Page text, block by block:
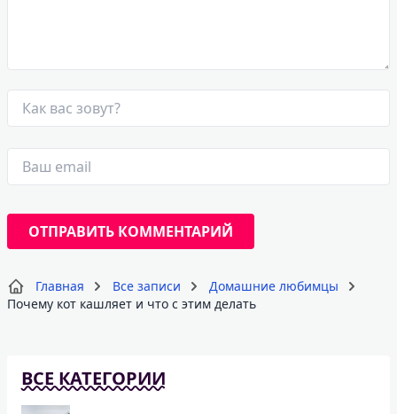
Главная Все записи
Домашние любимцы
Почему кот кашляет и что с этим делать
ВСЕ КАТЕГОРИИ